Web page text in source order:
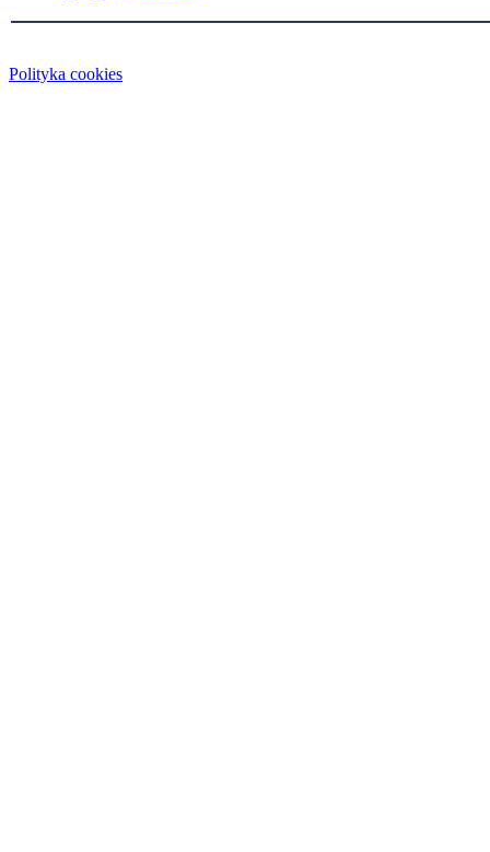
Polityka cookies